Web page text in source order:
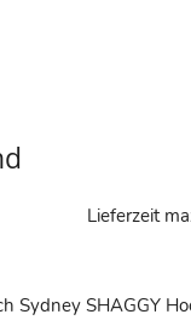
Lieferzeit
Sydney SHAGGY